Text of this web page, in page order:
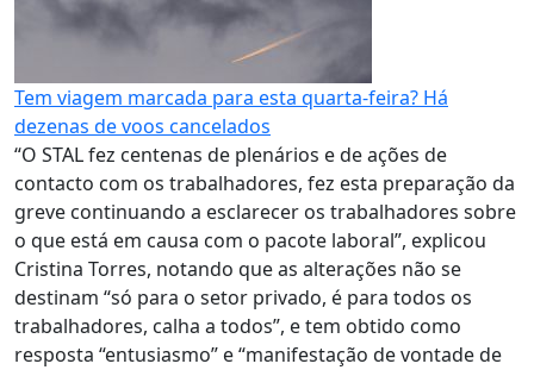
Tem viagem marcada para esta quarta-feira? Há
dezenas de voos cancelados
“O STAL fez centenas de plenários e de ações de
contacto com os trabalhadores, fez esta preparação da
greve continuando a esclarecer os trabalhadores sobre
o que está em causa com o pacote laboral”, explicou
Cristina Torres, notando que as alterações não se
destinam “só para o setor privado, é para todos os
trabalhadores, calha a todos”, e tem obtido como
resposta “entusiasmo” e “manifestação de vontade de